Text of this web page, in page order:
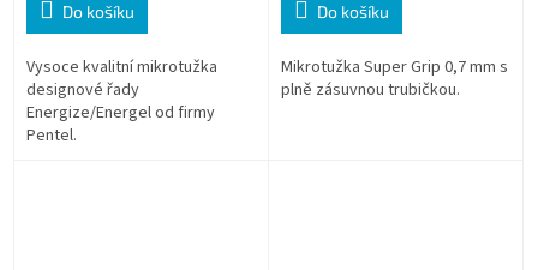
Do košíku
Vysoce kvalitní mikrotužka
designové řady
Energize/Energel od firmy
Pentel.
Do košíku
Mikrotužka Super Grip 0,7 mm s
plně zásuvnou trubičkou.